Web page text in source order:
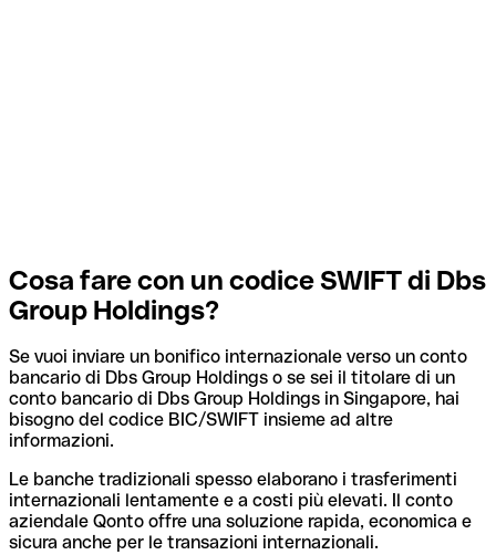
Cosa fare con un codice SWIFT di Dbs
Group Holdings?
Se vuoi inviare un bonifico internazionale verso un conto
bancario di Dbs Group Holdings o se sei il titolare di un
conto bancario di Dbs Group Holdings in Singapore, hai
bisogno del codice BIC/SWIFT insieme ad altre
informazioni.
Le banche tradizionali spesso elaborano i trasferimenti
internazionali lentamente e a costi più elevati. Il conto
aziendale Qonto offre una soluzione rapida, economica e
sicura anche per le transazioni internazionali.